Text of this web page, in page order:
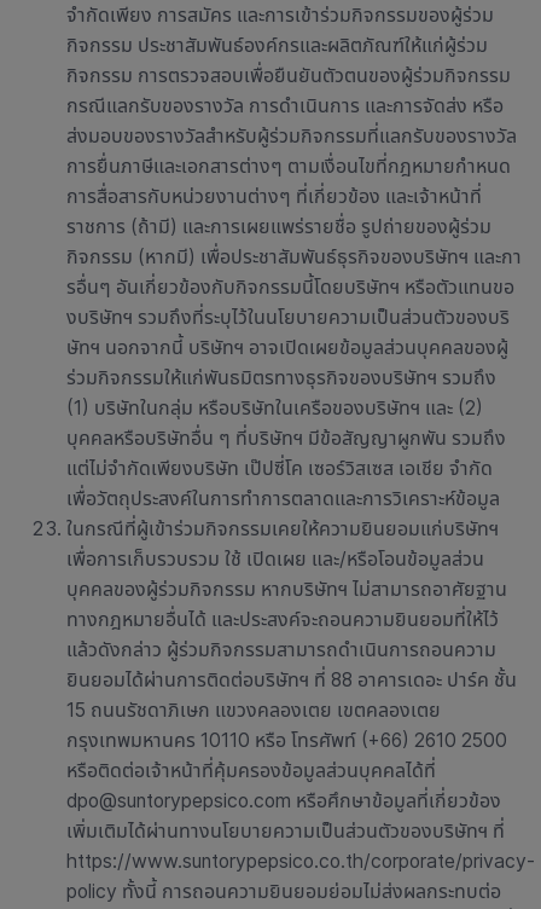
จำกัดเพียง การสมัคร และการเข้าร่วมกิจกรรมของผู้ร่วม
กิจกรรม ประชาสัมพันธ์องค์กรและผลิตภัณฑ์ให้แก่ผู้ร่วม
กิจกรรม การตรวจสอบเพื่อยืนยันตัวตนของผู้ร่วมกิจกรรม
กรณีแลกรับของรางวัล การดำเนินการ และการจัดส่ง หรือ
ส่งมอบของรางวัลสำหรับผู้ร่วมกิจกรรมที่แลกรับของรางวัล
การยื่นภาษีและเอกสารต่างๆ ตามเงื่อนไขที่กฎหมายกำหนด
การสื่อสารกับหน่วยงานต่างๆ ที่เกี่ยวข้อง และเจ้าหน้าที่
ราชการ (ถ้ามี) และการเผยแพร่รายชื่อ รูปถ่ายของผู้ร่วม
กิจกรรม (หากมี) เพื่อประชาสัมพันธ์ธุรกิจของบริษัทฯ และกา
รอื่นๆ อันเกี่ยวข้องกับกิจกรรมนี้โดยบริษัทฯ หรือตัวแทนขอ
งบริษัทฯ รวมถึงที่ระบุไว้ในนโยบายความเป็นส่วนตัวของบริ
ษัทฯ นอกจากนี้ บริษัทฯ อาจเปิดเผยข้อมูลส่วนบุคคลของผู้
ร่วมกิจกรรมให้แก่พันธมิตรทางธุรกิจของบริษัทฯ รวมถึง
(1) บริษัทในกลุ่ม หรือบริษัทในเครือของบริษัทฯ และ (2)
บุคคลหรือบริษัทอื่น ๆ ที่บริษัทฯ มีข้อสัญญาผูกพัน รวมถึง
แต่ไม่จำกัดเพียงบริษัท เป๊ปซี่โค เซอร์วิสเซส เอเชีย จำกัด
เพื่อวัตถุประสงค์ในการทำการตลาดและการวิเคราะห์ข้อมูล
ในกรณีที่ผู้เข้าร่วมกิจกรรมเคยให้ความยินยอมแก่บริษัทฯ
เพื่อการเก็บรวบรวม ใช้ เปิดเผย และ/หรือโอนข้อมูลส่วน
บุคคลของผู้ร่วมกิจกรรม หากบริษัทฯ ไม่สามารถอาศัยฐาน
ทางกฎหมายอื่นได้ และประสงค์จะถอนความยินยอมที่ให้ไว้
แล้วดังกล่าว ผู้ร่วมกิจกรรมสามารถดำเนินการถอนความ
ยินยอมได้ผ่านการติดต่อบริษัทฯ ที่ 88 อาคารเดอะ ปาร์ค ชั้น
15 ถนนรัชดาภิเษก แขวงคลองเตย เขตคลองเตย
กรุงเทพมหานคร 10110 หรือ โทรศัพท์ (+66) 2610 2500
หรือติดต่อเจ้าหน้าที่คุ้มครองข้อมูลส่วนบุคคลได้ที่
dpo@suntorypepsico.com หรือศึกษาข้อมูลที่เกี่ยวข้อง
เพิ่มเติมได้ผ่านทางนโยบายความเป็นส่วนตัวของบริษัทฯ ที่
https://www.suntorypepsico.co.th/corporate/privacy-
policy ทั้งนี้ การถอนความยินยอมย่อมไม่ส่งผลกระทบต่อ